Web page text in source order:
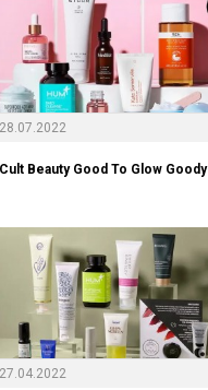
28.07.2022
Cult Beauty Good To Glow Goody
27.04.2022